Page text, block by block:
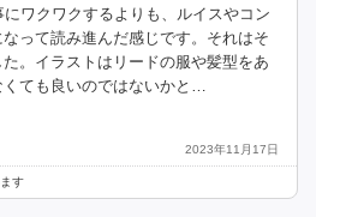
ワクワクするよりも、ルイスやコン
って読み進んだ感じです。それはそ
。イラストはリードの服や髪型をあ
くても良いのではないかと…
2023年11月17日
す